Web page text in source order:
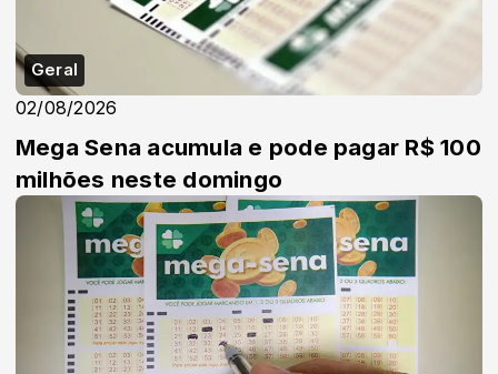
Geral
02/08/2026
Mega Sena acumula e pode pagar R$ 100
milhões neste domingo